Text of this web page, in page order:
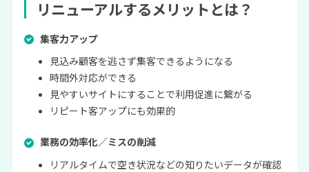
リニューアルする メリット とは？
集客力アップ
見込み顧客を逃さず集客できるようになる
時間外対応ができる
見やすいサイトにすることで利用促進に繋がる
リピート客アップにも効果的
業務の効率化／ミスの削減
リアルタイムで空き状況などの知りたいデータが確認